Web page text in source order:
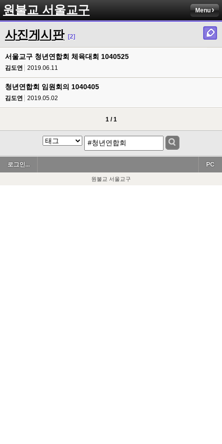
원불교 서울교구 Menu
사진게시판 [2]
서울교구 청년연합회 체육대회 1040525
김도연 2019.06.11
청년연합회 임원회의 1040405
김도연 2019.05.02
1 / 1
로그인... PC
원불교 서울교구